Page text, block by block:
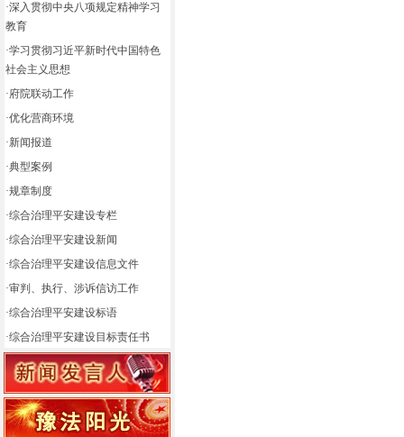
·深入贯彻中央八项规定精神学习
教育
·学习贯彻习近平新时代中国特色
社会主义思想
·府院联动工作
·优化营商环境
·新闻报道
·典型案例
·规章制度
·综合治理平安建设专栏
·综合治理平安建设新闻
·综合治理平安建设信息文件
·审判、执行、涉诉信访工作
·综合治理平安建设标语
·综合治理平安建设目标责任书